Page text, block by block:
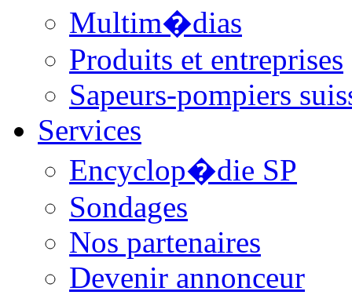
Multim�dias
Produits et entreprises
Sapeurs-pompiers
Services
Encyclop�die SP
Sondages
Nos partenaires
Devenir annonceur